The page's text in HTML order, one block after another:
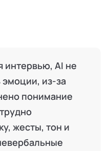
интервью, AI не
эмоции, из-за
понимание
жесты, тон и